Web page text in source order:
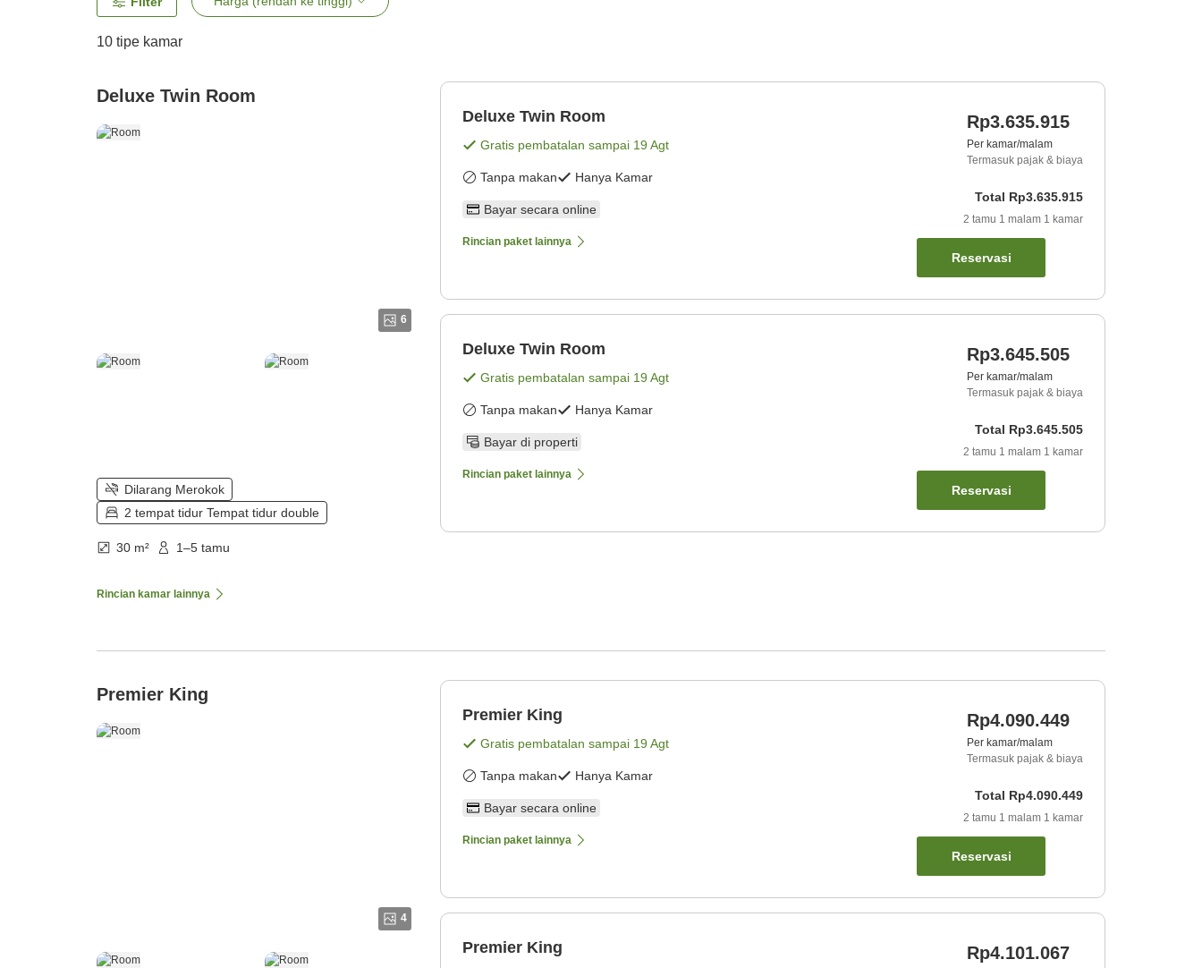
10 tipe kamar
Deluxe Twin Room
6
Dilarang Merokok
2 tempat tidur Tempat tidur double
30 m² 1–5 tamu
Rincian kamar lainnya
Deluxe Twin Room
Gratis pembatalan sampai 19 Agt
Tanpa makan Hanya Kamar
Bayar secara online
Rincian paket lainnya
Rp3.635.915
Per kamar/malam
Termasuk pajak & biaya
Total Rp3.635.915
2 tamu 1 malam 1 kamar
Reservasi
Deluxe Twin Room
Gratis pembatalan sampai 19 Agt
Tanpa makan Hanya Kamar
Bayar di properti
Rincian paket lainnya
Rp3.645.505
Per kamar/malam
Termasuk pajak & biaya
Total Rp3.645.505
2 tamu 1 malam 1 kamar
Reservasi
Premier King
4
Premier King
Gratis pembatalan sampai 19 Agt
Tanpa makan Hanya Kamar
Bayar secara online
Rincian paket lainnya
Rp4.090.449
Per kamar/malam
Termasuk pajak & biaya
Total Rp4.090.449
2 tamu 1 malam 1 kamar
Reservasi
Premier King Rp4.101.067